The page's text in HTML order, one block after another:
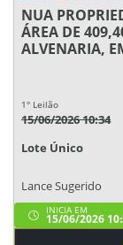
NUA
ÁREA DE
ALVENARIA,
1° Leilão
15/06/2026 10:34
Lote Único
Lance Sugerido
INICIA EM
15/06/2026